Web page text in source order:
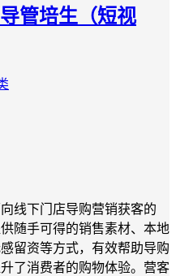
管培生（短视
线下门店导购营销获客的
随手可得的销售素材、本地
留资等方式，有效帮助导购
了消费者的购物体验。营客